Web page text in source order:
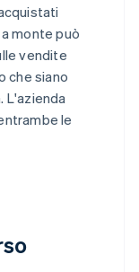
monte può
vendite
che siano
L'azienda
le